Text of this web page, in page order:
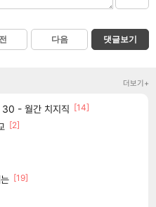
다음 댓글보기
더보기+
- 월간 치지직 [14]
[2]
[19]